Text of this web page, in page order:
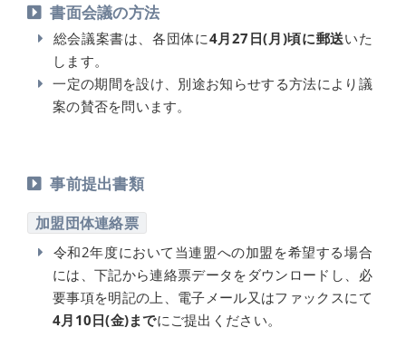
書面会議の方法
総会議案書は、各団体に4月27日(月)頃に郵送いた
します。
一定の期間を設け、別途お知らせする方法により議
案の賛否を問います。
事前提出書類
加盟団体連絡票
令和2年度において当連盟への加盟を希望する場合
には、下記から連絡票データをダウンロードし、必
要事項を明記の上、電子メール又はファックスにて
4月10日(金)までにご提出ください。